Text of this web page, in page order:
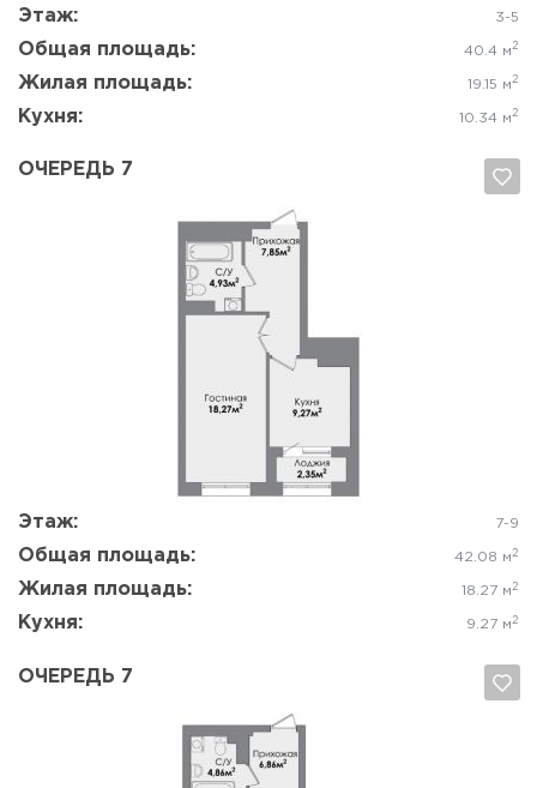
Этаж: 3-5
Общая площадь: 40.4 м 2
Жилая площадь: 19.15 м 2
Кухня: 10.34 м 2
ОЧЕРЕДЬ 7
Этаж: 7-9
Общая площадь: 42.08 м 2
Жилая площадь: 18.27 м 2
Кухня: 9.27 м 2
Да, удалить Отмена
ОЧЕРЕДЬ 7